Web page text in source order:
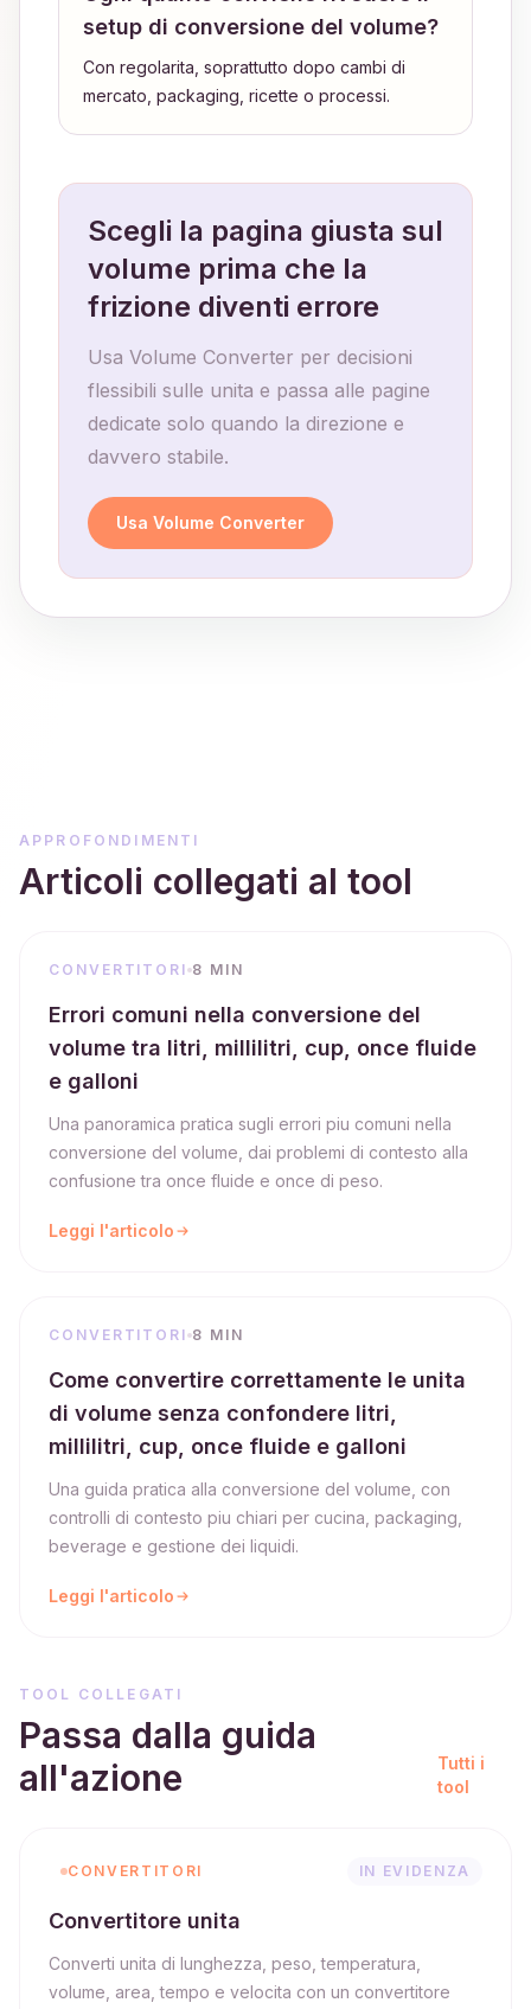
setup di conversione del volume?
Con regolarita, soprattutto dopo cambi di
mercato, packaging, ricette o processi.
Scegli la pagina giusta sul
volume prima che la
frizione diventi errore
Usa Volume Converter per decisioni
flessibili sulle unita e passa alle pagine
dedicate solo quando la direzione e
davvero stabile.
Usa Volume Converter
APPROFONDIMENTI
Articoli collegati al tool
CONVERTITORI 8 MIN
Errori comuni nella conversione del
volume tra litri, millilitri, cup, once fluide
e galloni
Una panoramica pratica sugli errori piu comuni nella
conversione del volume, dai problemi di contesto alla
confusione tra once fluide e once di peso.
Leggi l'articolo
CONVERTITORI 8 MIN
Come convertire correttamente le unita
di volume senza confondere litri,
millilitri, cup, once fluide e galloni
Una guida pratica alla conversione del volume, con
controlli di contesto piu chiari per cucina, packaging,
beverage e gestione dei liquidi.
Leggi l'articolo
TOOL COLLEGATI
Passa dalla guida
all'azione
Tutti i
tool
CONVERTITORI IN EVIDENZA
Convertitore unita
Converti unita di lunghezza, peso, temperatura,
volume, area, tempo e velocita con un convertitore